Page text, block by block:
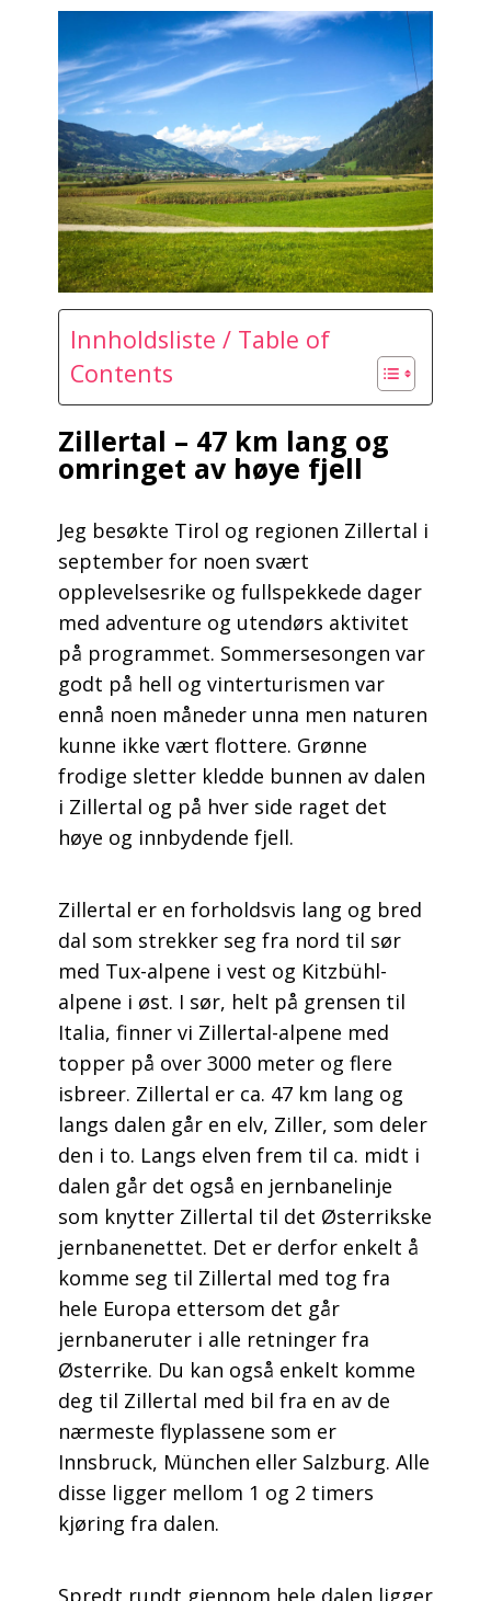
Innholdsliste / Table of
Contents
Zillertal – 47 km lang og
omringet av høye fjell
Jeg besøkte Tirol og regionen Zillertal i
september for noen svært
opplevelsesrike og fullspekkede dager
med adventure og utendørs aktivitet
på programmet. Sommersesongen var
godt på hell og vinterturismen var
ennå noen måneder unna men naturen
kunne ikke vært flottere. Grønne
frodige sletter kledde bunnen av dalen
i Zillertal og på hver side raget det
høye og innbydende fjell.
Zillertal er en forholdsvis lang og bred
dal som strekker seg fra nord til sør
med Tux-alpene i vest og Kitzbühl-
alpene i øst. I sør, helt på grensen til
Italia, finner vi Zillertal-alpene med
topper på over 3000 meter og flere
isbreer. Zillertal er ca. 47 km lang og
langs dalen går en elv, Ziller, som deler
den i to. Langs elven frem til ca. midt i
dalen går det også en jernbanelinje
som knytter Zillertal til det Østerrikske
jernbanenettet. Det er derfor enkelt å
komme seg til Zillertal med tog fra
hele Europa ettersom det går
jernbaneruter i alle retninger fra
Østerrike. Du kan også enkelt komme
deg til Zillertal med bil fra en av de
nærmeste flyplassene som er
Innsbruck, München eller Salzburg. Alle
disse ligger mellom 1 og 2 timers
kjøring fra dalen.
Spredt rundt gjennom hele dalen ligger